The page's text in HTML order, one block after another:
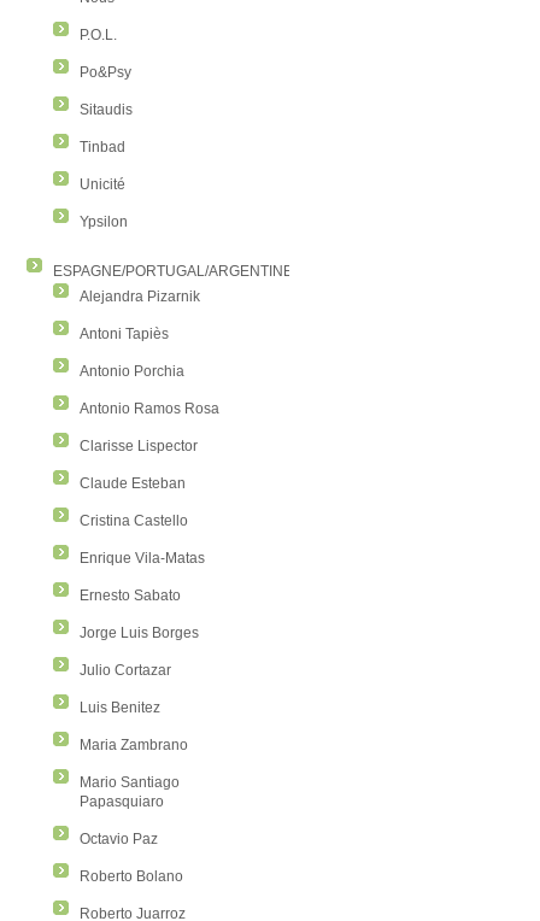
P.O.L.
Po&Psy
Sitaudis
Tinbad
Unicité
Ypsilon
ESPAGNE/PORTUGAL/ARGENTINE/COLOMBIE
Alejandra Pizarnik
Antoni Tapiès
Antonio Porchia
Antonio Ramos Rosa
Clarisse Lispector
Claude Esteban
Cristina Castello
Enrique Vila-Matas
Ernesto Sabato
Jorge Luis Borges
Julio Cortazar
Luis Benitez
Maria Zambrano
Mario Santiago
Papasquiaro
Octavio Paz
Roberto Bolano
Roberto Juarroz